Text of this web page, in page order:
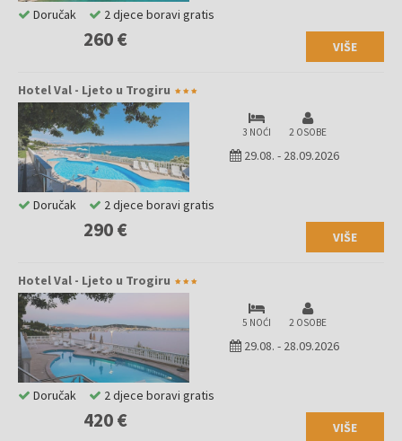
260 € VIŠE
Doručak 2 djece boravi gratis
Hotel Val - Ljeto u Trogiru
3 NOĆI 2 OSOBE
29.08. - 28.09.2026
290 € VIŠE
Doručak 2 djece boravi gratis
Hotel Val - Ljeto u Trogiru
5 NOĆI 2 OSOBE
29.08. - 28.09.2026
420 € VIŠE
Doručak 2 djece boravi gratis